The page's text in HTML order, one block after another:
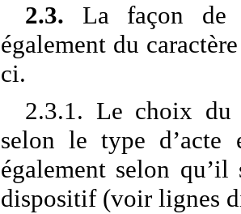
2.3. La façon de
également du
ci.
2.3.1. Le choix du
selon le type d’acte
également selon qu’il
dispositif (voir lignes